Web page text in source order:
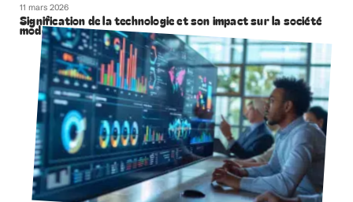
11 mars 2026
Signification de la technologie et son impact sur la société
moderne